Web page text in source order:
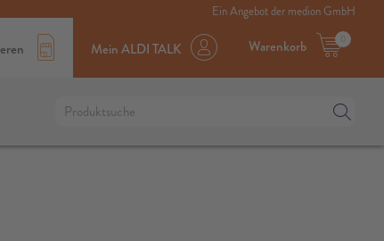
Mein ALDI TALK 0
Warenkorb
Ein Angebot der medion GmbH